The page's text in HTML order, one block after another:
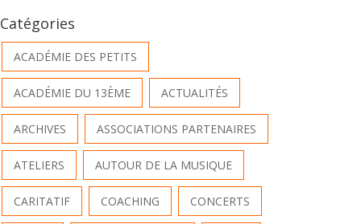
Catégories
ACADÉMIE DES PETITS
ACADÉMIE DU 13ÈME ACTUALITÉS
ARCHIVES ASSOCIATIONS PARTENAIRES
ATELIERS AUTOUR DE LA MUSIQUE
CARITATIF COACHING CONCERTS